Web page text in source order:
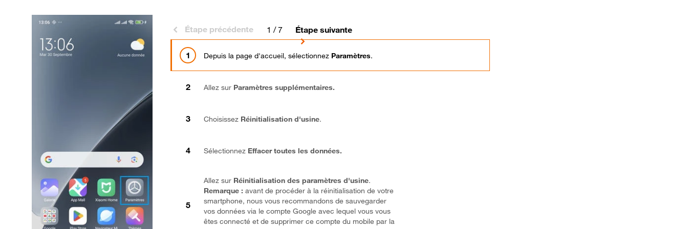
Étape précédente 1 / 7 Étape suivante
Depuis la page d'accueil, sélectionnez Paramètres.
Allez sur Paramètres supplémentaires.
Choisissez Réinitialisation d'usine.
Sélectionnez Effacer toutes les données.
Allez sur Réinitialisation des paramètres d'usine.
Remarque :avant de procéder à la réinitialisation de votre
smartphone, nous vous recommandons de sauvegarder
vos données via le compte Google avec lequel vous vous
êtes connecté et de supprimer ce compte du mobile par la